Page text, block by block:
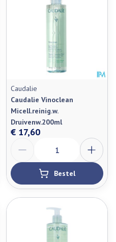
Caudalie
Caudalie Vinoclean
Micell.reinig.w.
Druivenw.200ml
€ 17,60
Bestel